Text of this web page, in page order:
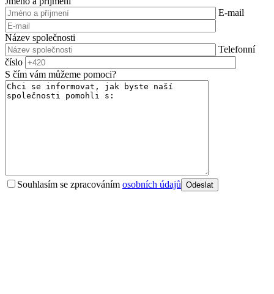
E-mail
Název společnosti
Telefonní
číslo
S čím vám můžeme pomoci?
Souhlasím se zpracováním osobních údajů